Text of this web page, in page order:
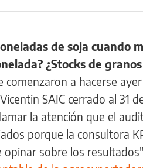
de soja cuando
¿Stocks de
a hacerse
SAIC cerrado al 31
la atención que el
porque la consultora
opinar sobre los resultados"